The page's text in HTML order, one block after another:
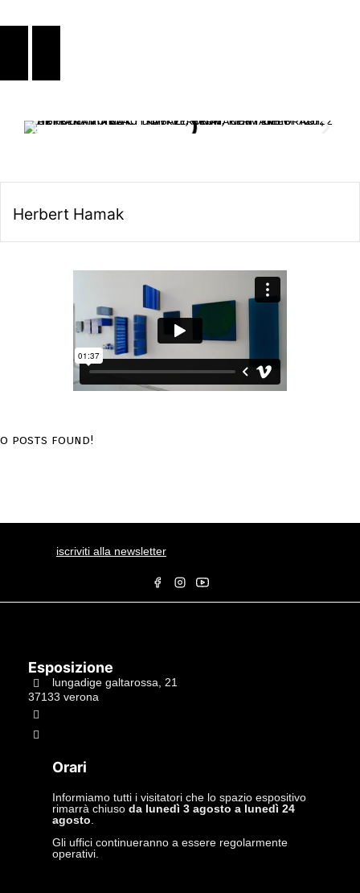
Herbert Hamak
posts found!
iscriviti alla newsletter
Esposizione
lungadige galtarossa, 21
37133 verona
Orari
Informiamo tutti i visitatori che lo spazio espositivo
rimarrà chiuso da lunedì 3 agosto a lunedì 24
agosto
Gli uffici continueranno a essere regolarmente
operativi.